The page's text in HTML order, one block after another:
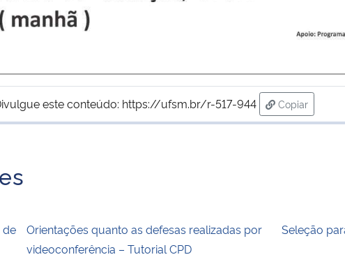
este conteúdo: https://ufsm.br/r-517-944
Copiar
para área
de
Orientações quanto as defesas realizadas por
videoconferência – Tutorial CPD
Seleção